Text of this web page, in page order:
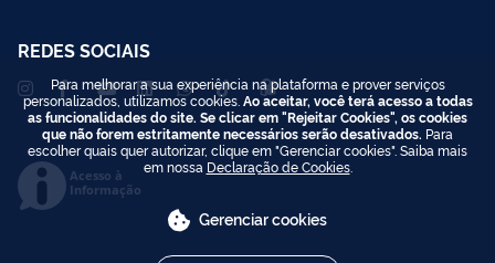
REDES SOCIAIS
Acesso à
Informação
Para melhorar a sua experiência na plataforma e prover serviços
personalizados, utilizamos cookies. Ao aceitar, você terá acesso a todas
as funcionalidades do site. Se clicar em "Rejeitar Cookies", os cookies
que não forem estritamente necessários serão desativados. Para
escolher quais quer autorizar, clique em "Gerenciar cookies". Saiba mais
em nossa Declaração de Cookies.
Gerenciar cookies